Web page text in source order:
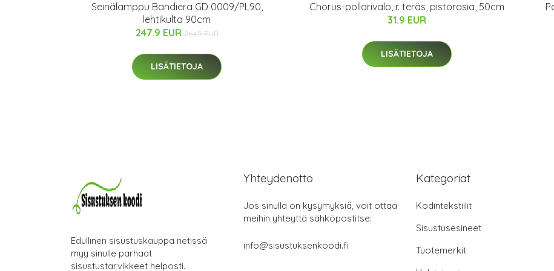
Seinälamppu Bandiera GD 0009/PL90,
lehtikulta 90cm
247.9 EUR 264.9 EUR
LISÄTIETOJA
Chorus-pollarivalo, r. teräs, pistorasia, 50cm
31.9 EUR
LISÄTIETOJA
Edullinen sisustuskauppa netissä
myy sinulle parhaat
sisustustarvikkeet helposti.
Yhteydenotto
Jos sinulla on kysymyksiä, voit ottaa
meihin yhteyttä sähköpostitse:
info@sisustuksenkoodi.fi
Kategoriat
Kodintekstiilit
Sisustusesineet
Tuotemerkit